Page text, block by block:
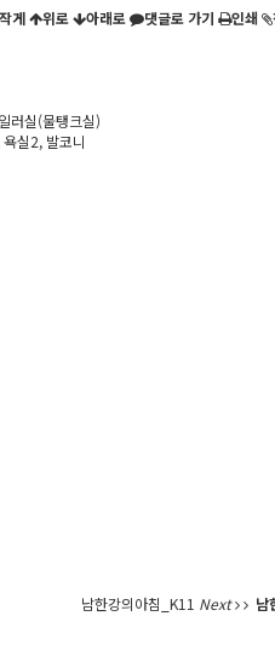
작게 위로 아래로 댓글로 가기 인쇄
러실(물탱크실)
실2, 발코니
남한강의아침_K11 Next 남